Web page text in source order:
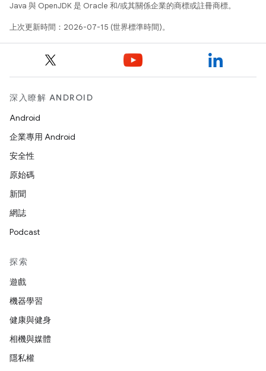
Java 與 OpenJDK 是 Oracle 和/或其關係企業的商標或註冊商標。
上次更新時間：2026-07-15 (世界標準時間)。
深入瞭解 ANDROID
Android
企業專用 Android
安全性
原始碼
新聞
網誌
Podcast
探索
遊戲
機器學習
健康與健身
相機與媒體
隱私權